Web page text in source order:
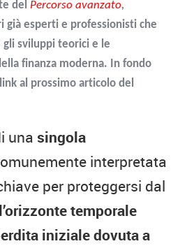
del Percorso avanzato,
già esperti e professionisti che
sviluppi teorici e le
finanza moderna. In fondo
al prossimo articolo del
una singola
interpretata
per proteggersi dal
l’orizzonte temporale
iniziale dovuta a